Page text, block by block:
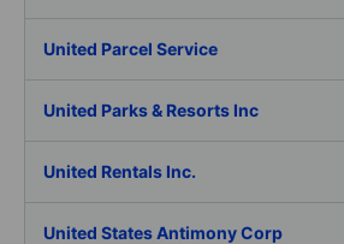
United Parcel Service
United Parks & Resorts Inc
United Rentals Inc.
United States Antimony Corp